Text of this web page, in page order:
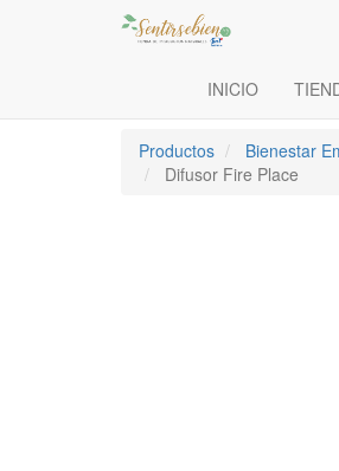
INICIO
Productos
Bienestar
Difusor Fire Place